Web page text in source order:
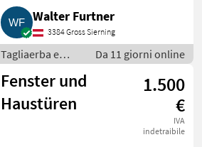
Walter Furtner
3384 Gross Sierning
Tagliaerba e
macchine da
giardinaggio /
Porte e finestre
Da 11 giorni online
Fenster und
Haustüren
1.500
€
IVA
indetraibile